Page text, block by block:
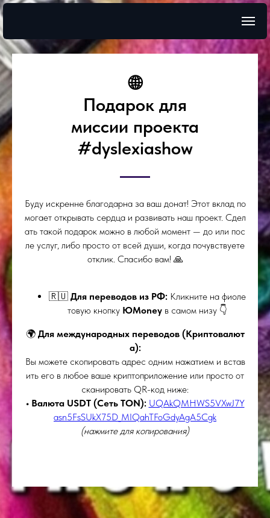
🌐
Подарок для
миссии проекта
#dyslexiashow
Буду искренне благодарна за ваш донат! Этот вклад по
могает открывать сердца и развивать наш проект. Сдел
ать такой подарок можно в любой момент — до или пос
ле услуг, либо просто от всей души, когда почувствуете
отклик. Спасибо вам! 🙏
🇷🇺 Для переводов из РФ:Кликните на фиоле
товую кнопку ЮMoneyв самом низу 👇
🌍 Для международных переводов (Криптовалют
а):
Вы можете скопировать адрес одним нажатием и встав
ить его в любое ваше криптоприложение или просто от
сканировать QR-код ниже:
• Валюта USDT (Сеть TON): UQAkQMHWS5VXwJ7Y
asn5FsSUkX75D_MIQahTFoGdyAgA5Cgk
(нажмите для копирования)